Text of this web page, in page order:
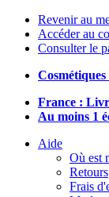
Revenir au
Accéder au
Consulter le
France :
Au moins 1
Aide
Où est
Retours
Frais